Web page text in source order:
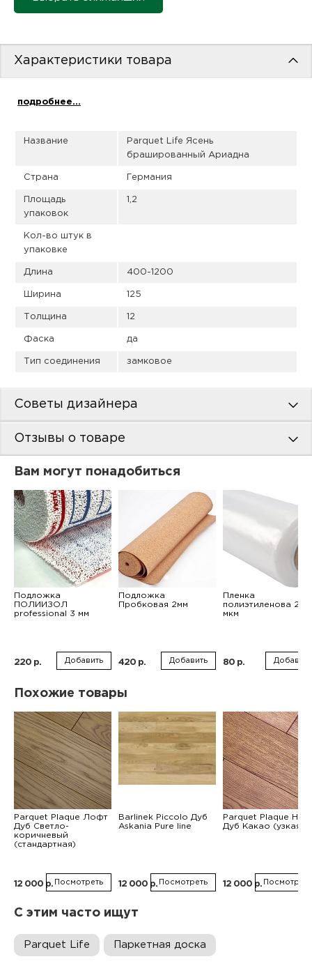
Характеристики товара
подробнее...
Название
Parquet Life Ясень
брашированный Ариадна
Страна Германия
Площадь
упаковок
1,2
Кол-во штук в
упаковке
Длина 400-1200
Ширина 125
Толщина 12
Фаска да
Тип соединения замковое
Советы дизайнера
Отзывы о товаре
Вам могут понадобиться
Подложка
ПОЛИИЗОЛ
professional 3 мм
220 р. Добавить
Подложка
Пробковая 2мм
420 р. Добавить
Пленка
полиэтиленова 200
мкм
80 р. Добавить
Похожие товары
Parquet Plaque Лофт
Дуб Светло-
коричневый
(стандартная)
12 000 р. Посмотреть
Barlinek Piccolo Дуб
Askania Pure line
12 000 р. Посмотреть
Parquet Plaque
Дуб Какао (узкая)
12 000 р. Посмотреть
С этим часто ищут
Parquet Life Паркетная доска